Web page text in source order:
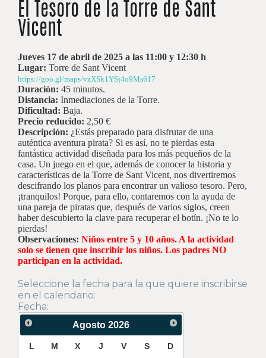
El Tesoro de la Torre de Sant
Vicent
Jueves 17 de abril de 2025 a las 11:00 y 12:30 h
Lugar: Torre de Sant Vicent
https://goo.gl/maps/vzXSk1YSj4o9Ms617
Duración: 45 minutos.
Distancia: Inmediaciones de la Torre.
Dificultad: Baja.
Precio reducido: 2,50 €
Descripción: ¿Estás preparado para disfrutar de una
auténtica aventura pirata? Si es así, no te pierdas esta
fantástica actividad diseñada para los más pequeños de la
casa. Un juego en el que, además de conocer la historia y
características de la Torre de Sant Vicent, nos divertiremos
descifrando los planos para encontrar un valioso tesoro. Pero,
¡tranquilos! Porque, para ello, contaremos con la ayuda de
una pareja de piratas que, después de varios siglos, creen
haber descubierto la clave para recuperar el botín. ¡No te lo
pierdas!
Observaciones: Niños entre 5 y 10 años. A la actividad
solo se tienen que inscribir los niños. Los padres NO
participan en la actividad.
Seleccione la fecha para la que quiere inscribirse
en el calendario:
Fecha:
Agosto 2026
L M X J V S
D